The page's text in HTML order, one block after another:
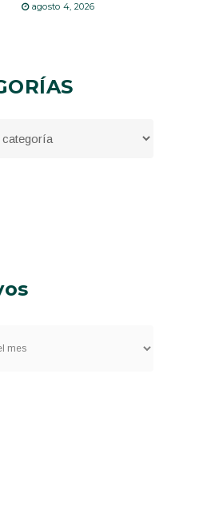
agosto 4, 2026